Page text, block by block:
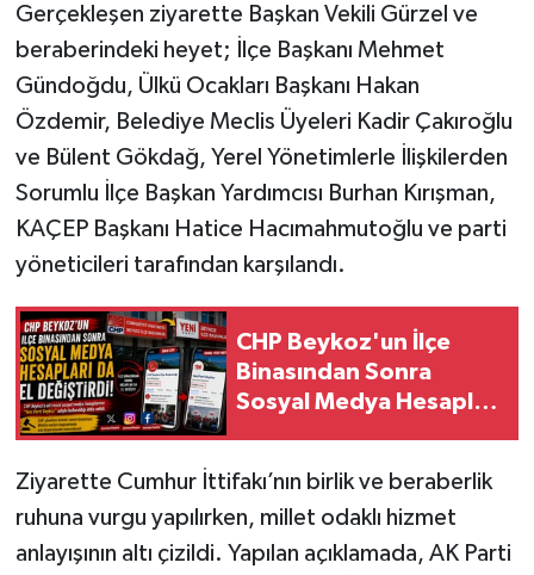
Gerçekleşen ziyarette Başkan Vekili Gürzel ve
beraberindeki heyet; İlçe Başkanı Mehmet
Gündoğdu, Ülkü Ocakları Başkanı Hakan
Özdemir, Belediye Meclis Üyeleri Kadir Çakıroğlu
ve Bülent Gökdağ, Yerel Yönetimlerle İlişkilerden
Sorumlu İlçe Başkan Yardımcısı Burhan Kırışman,
KAÇEP Başkanı Hatice Hacımahmutoğlu ve parti
yöneticileri tarafından karşılandı.
CHP Beykoz'un İlçe
Binasından Sonra
Sosyal Medya Hesapları
Ziyarette Cumhur İttifakı’nın birlik ve beraberlik
ruhuna vurgu yapılırken, millet odaklı hizmet
anlayışının altı çizildi. Yapılan açıklamada, AK Parti